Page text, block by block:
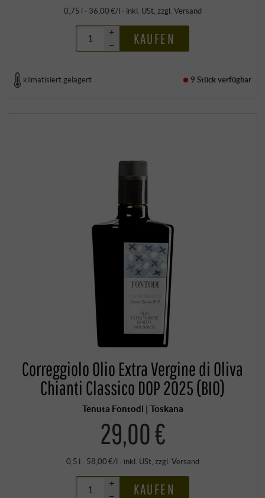
0,75 l · 36,00 €/l · inkl. USt, zzgl. Versand
+
–
KAUFEN
klimatisiert gelagert 9 Stückverfügbar
Correggiolo Olio Extra Vergine di Oliva
Chianti Classico DOP 2025 (BIO)
Tenuta Fontodi | Toskana
29,00 €
0,5 l · 58,00 €/l · inkl. USt, zzgl. Versand
+
–
KAUFEN